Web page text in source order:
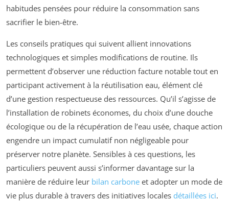
habitudes pensées pour réduire la consommation sans
sacrifier le bien-être.
Les conseils pratiques qui suivent allient innovations
technologiques et simples modifications de routine. Ils
permettent d’observer une réduction facture notable tout en
participant activement à la réutilisation eau, élément clé
d’une gestion respectueuse des ressources. Qu’il s’agisse de
l’installation de robinets économes, du choix d’une douche
écologique ou de la récupération de l’eau usée, chaque action
engendre un impact cumulatif non négligeable pour
préserver notre planète. Sensibles à ces questions, les
particuliers peuvent aussi s’informer davantage sur la
manière de réduire leur bilan carbone et adopter un mode de
vie plus durable à travers des initiatives locales détaillées ici.